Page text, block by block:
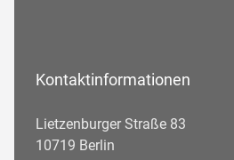
Kontaktinformationen
Lietzenburger Straße 83
10719 Berlin